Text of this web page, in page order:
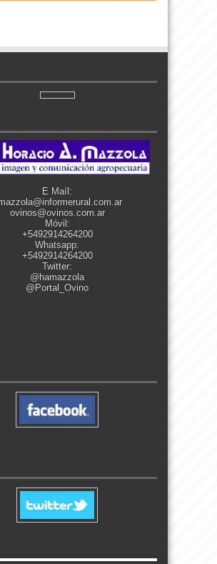
E Maíl:
ovinos@ovinos.com.ar
Móvil:
+5492914264200
Whatsapp:
+5492914264200
Twitter:
@hamazzola
@Portal_Ovino